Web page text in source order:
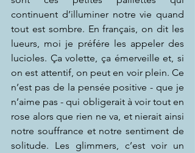
continuent d’illuminer notre vie quand
tout est sombre. En français, on dit les
lueurs, moi je préfére les appeler des
lucioles. Ça volette, ça émerveille et, si
on est attentif, on peut en voir plein. Ce
n’est pas de la pensée positive - que je
n’aime pas - qui obligerait à voir tout en
rose alors que rien ne va, et nierait ainsi
notre souffrance et notre sentiment de
solitude. Les glimmers, c’est voir un